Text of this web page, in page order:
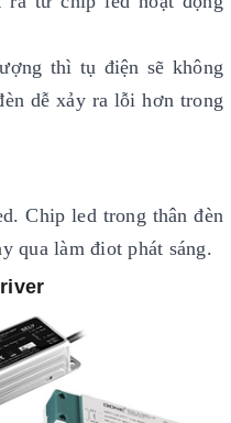
thì tụ điện sẽ không
dễ xảy ra lỗi hơn trong
Chip led trong thân đèn
qua làm điot phát sáng.